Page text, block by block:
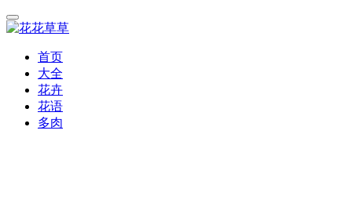
首页
大全
花卉
花语
多肉